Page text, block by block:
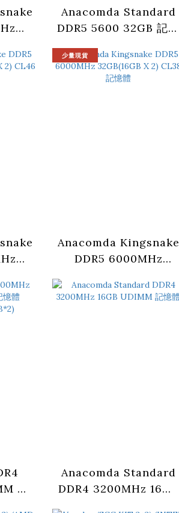
Anacomda Standard
DDR5 5600 32GB 記憶
少量現貨
Anacomda Kingsnake
DDR5 6000MHz
記憶體
含
Anacomda Standard
DDR4 3200MHz 16GB